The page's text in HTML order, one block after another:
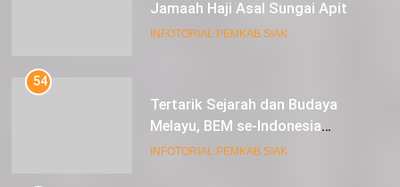
Jamaah Haji Asal Sungai Apit
INFOTORIAL PEMKAB SIAK
54
Tertarik Sejarah dan Budaya
Melayu, BEM se-Indonesia
Berkunjung ke Kabupaten Siak
INFOTORIAL PEMKAB SIAK